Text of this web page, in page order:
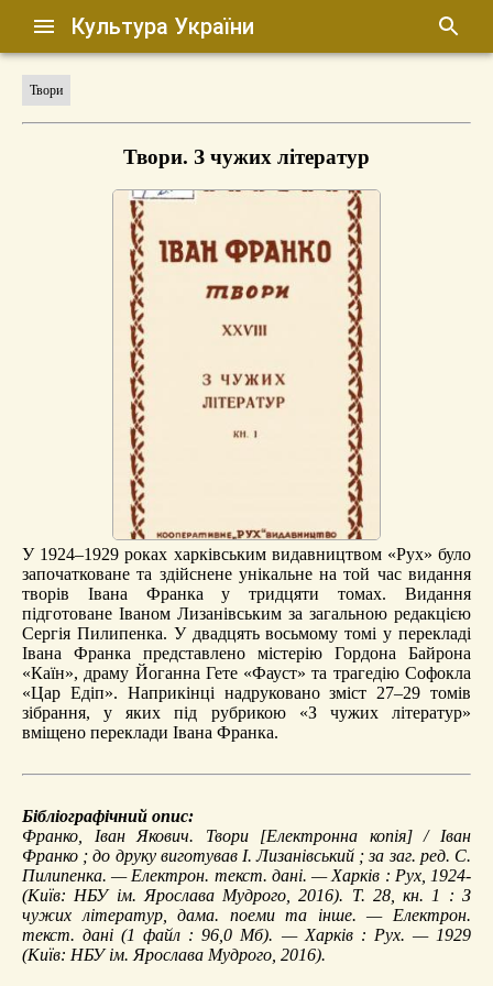
Культура України
Твори
Твори. З чужих літератур
У 1924–1929 роках харківським видавництвом «Рух» було
започатковане та здійснене унікальне на той час видання
творів Івана Франка у тридцяти томах. Видання
підготоване Іваном Лизанівським за загальною редакцією
Сергія Пилипенка. У двадцять восьмому томі у перекладі
Івана Франка представлено містерію Гордона Байрона
«Каїн», драму Йоганна Гете «Фауст» та трагедію Софокла
«Цар Едіп». Наприкінці надруковано зміст 27–29 томів
зібрання, у яких під рубрикою «З чужих літератур»
вміщено переклади Івана Франка.
Бібліографічний опис:
Франко, Іван Якович. Твори[Електронна копія] / Іван
Франко ; до друку виготував І. Лизанівський ; за заг. ред. С.
Пилипенка. — Електрон. текст. дані. — Харків : Рух, 1924-
(Київ: НБУ ім. Ярослава Мудрого, 2016). Т. 28, кн. 1 : З
чужих літератур, дама. поеми та інше. — Електрон.
текст. дані (1 файл : 96,0 Мб). — Харків : Рух. — 1929
(Київ: НБУ ім. Ярослава Мудрого, 2016).